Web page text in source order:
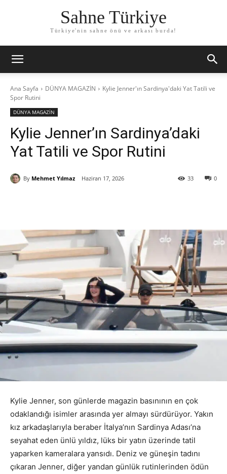
Sahne Türkiye
Türkiye'nin sahne önü ve arkası burda!
Ana Sayfa DÜNYA MAGAZİN
Kylie Jenner'ın Sardinya'daki Yat Tatili ve
Spor Rutini
DÜNYA MAGAZİN
Kylie Jenner’ın Sardinya’daki
Yat Tatili ve Spor Rutini
By Mehmet Yılmaz Haziran 17, 2026 0
33
Kylie Jenner, son günlerde magazin basınının en çok
odaklandığı isimler arasında yer almayı sürdürüyor. Yakın
kız arkadaşlarıyla beraber İtalya’nın Sardinya Adası’na
seyahat eden ünlü yıldız, lüks bir yatın üzerinde tatil
yaparken kameralara yansıdı. Deniz ve güneşin tadını
çıkaran Jenner, diğer yandan günlük rutinlerinden ödün